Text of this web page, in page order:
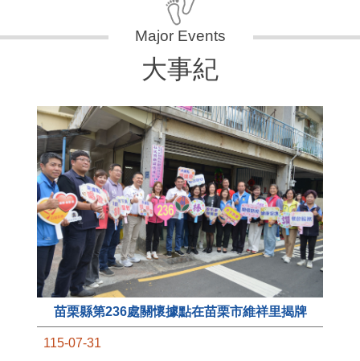
大事紀
苗栗縣第236處關懷據點在苗栗市維祥里揭牌
115-07-31